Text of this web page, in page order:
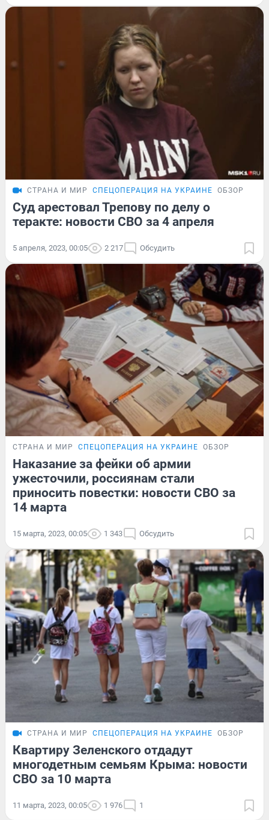
СТРАНА И МИР СПЕЦОПЕРАЦИЯ НА УКРАИНЕ ОБЗОР
Суд арестовал Трепову по делу о
теракте: новости СВО за 4 апреля
5 апреля, 2023, 00:05 2 217 Обсудить
СТРАНА И МИР СПЕЦОПЕРАЦИЯ НА УКРАИНЕ ОБЗОР
Наказание за фейки об армии
ужесточили, россиянам стали
приносить повестки: новости СВО за
14 марта
15 марта, 2023, 00:05 1 343 Обсудить
СТРАНА И МИР СПЕЦОПЕРАЦИЯ НА УКРАИНЕ ОБЗОР
Квартиру Зеленского отдадут
многодетным семьям Крыма: новости
СВО за 10 марта
11 марта, 2023, 00:05 1 976 1